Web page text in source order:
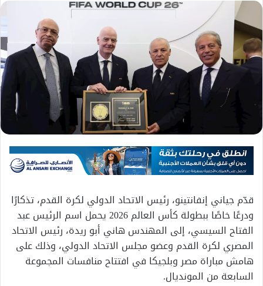
قدّم جياني إنفانتينو، رئيس الاتحاد الدولي لكرة القدم، تذكارًا
ودرعًا خاصًا ببطولة كأس العالم 2026 يحمل اسم الرئيس عبد
الفتاح السيسي، إلى المهندس هاني أبو ريدة، رئيس الاتحاد
المصري لكرة القدم وعضو مجلس الاتحاد الدولي، وذلك على
هامش مباراة مصر وبلجيكا في افتتاح منافسات المجموعة
السابعة من المونديال.